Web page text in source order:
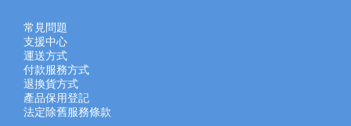
常見問題
支援中心
運送方式
付款服務方式
退換貨方式
產品保用登記
法定除舊服務條款